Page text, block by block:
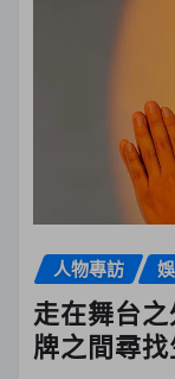
人物專訪
走在舞台
牌之間尋